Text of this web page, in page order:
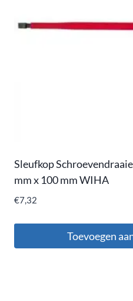
Sleufkop
mm x 100 mm WIHA
€7,32
Toevoegen